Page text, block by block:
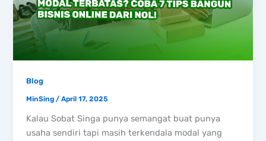
Blog
MinSing/April 17, 2025
Kalau Sobat Singa punya semangat buat punya
usaha sendiri tapi masih terkendala modal yang